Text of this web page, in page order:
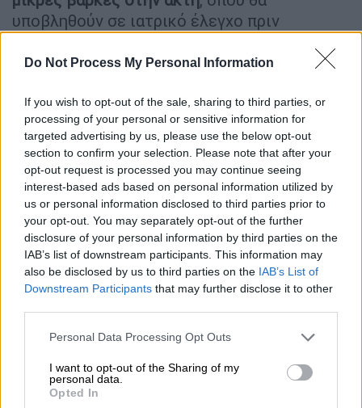
Do Not Process My Personal Information
If you wish to opt-out of the sale, sharing to third parties, or
processing of your personal or sensitive information for
targeted advertising by us, please use the below opt-out
section to confirm your selection. Please note that after your
opt-out request is processed you may continue seeing
interest-based ads based on personal information utilized by
us or personal information disclosed to third parties prior to
your opt-out. You may separately opt-out of the further
disclosure of your personal information by third parties on the
IAB’s list of downstream participants. This information may
also be disclosed by us to third parties on the IAB’s List of
Downstream Participants that may further disclose it to other
Please note that this website/app uses one or more Google
not limited to your visit or usage behaviour. You may click to
grant or deny consent to Google and its third-party tags to
use your data for below specified purposes in below Google
Personal Data Processing Opt Outs
I want to opt-out of the Sharing of my
personal data.
Opted In
υποβληθούν σε ιατρικό έλεγχο πριν
δήλωσε το Σάββατο η Δρ. Maria Van
επιδημίες και πανδημίες του ΠΟΥ, σε μια
προσπάθεια να καθησυχαστούν οι ντόπιοι, οι
οποίοι... «έτρεμαν» την άφιξη του πλοίου.
video
Συνεχίζει για Ολλανδία, απολύμανση